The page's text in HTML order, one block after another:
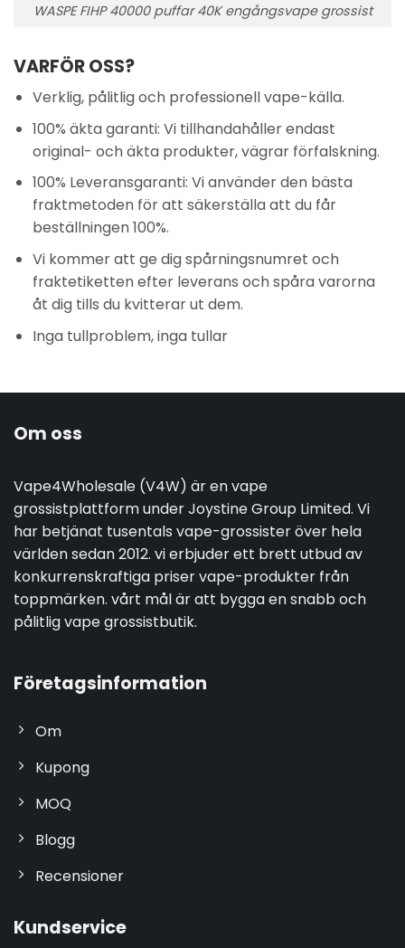
WASPE FIHP 40000 puffar 40K engångsvape grossist
VARFÖR OSS?
Verklig, pålitlig och professionell vape-källa.
100% äkta garanti: Vi tillhandahåller endast
original- och äkta produkter, vägrar förfalskning.
100% Leveransgaranti: Vi använder den bästa
fraktmetoden för att säkerställa att du får
beställningen 100%.
Vi kommer att ge dig spårningsnumret och
fraktetiketten efter leverans och spåra varorna
åt dig tills du kvitterar ut dem.
Inga tullproblem, inga tullar
Om oss
Vape4Wholesale (V4W) är en vape
grossistplattform under Joystine Group Limited. Vi
har betjänat tusentals vape-grossister över hela
världen sedan 2012. vi erbjuder ett brett utbud av
konkurrenskraftiga priser vape-produkter från
toppmärken. vårt mål är att bygga en snabb och
pålitlig vape grossistbutik.
Företagsinformation
Om
Kupong
MOQ
Blogg
Recensioner
Kundservice